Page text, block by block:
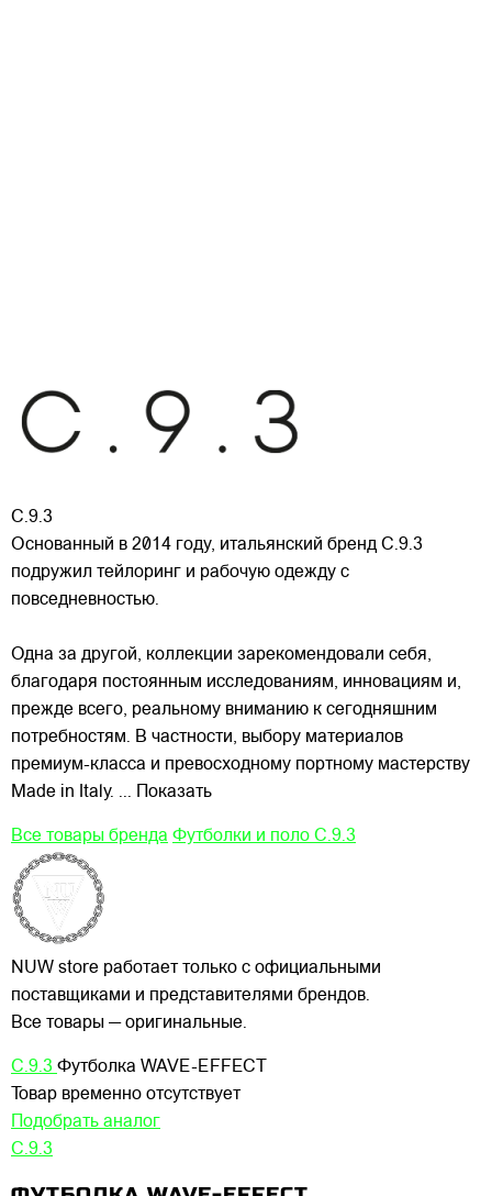
C.9.3
Основанный в 2014 году, итальянский бренд C.9.3
подружил тейлоринг и рабочую одежду с
повседневностью.
Одна за другой, коллекции зарекомендовали себя,
благодаря постоянным исследованиям, инновациям и,
прежде всего, реальному вниманию к сегодняшним
потребностям. В частности, выбору материалов
премиум-класса и превосходному портному мастерству
Made in Italy. ... Показать
Все товары бренда Футболки и поло C.9.3
NUW store работает только с официальными
поставщиками и представителями брендов.
Все товары — оригинальные.
C.9.3 Футболка WAVE-EFFECT
Товар временно отсутствует
Подобрать аналог
C.9.3